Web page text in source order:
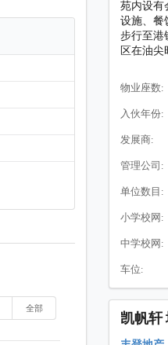
全部
苑内设有
设施、餐
步行至港
区在油尖
物业座数:
入伙年份:
发展商:
管理公司:
单位数目:
小学校网:
中学校网:
车位:
凯帆轩